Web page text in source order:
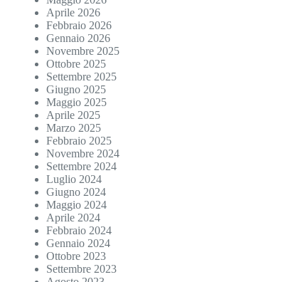
Aprile 2026
Febbraio 2026
Gennaio 2026
Novembre 2025
Ottobre 2025
Settembre 2025
Giugno 2025
Maggio 2025
Aprile 2025
Marzo 2025
Febbraio 2025
Novembre 2024
Settembre 2024
Luglio 2024
Giugno 2024
Maggio 2024
Aprile 2024
Febbraio 2024
Gennaio 2024
Ottobre 2023
Settembre 2023